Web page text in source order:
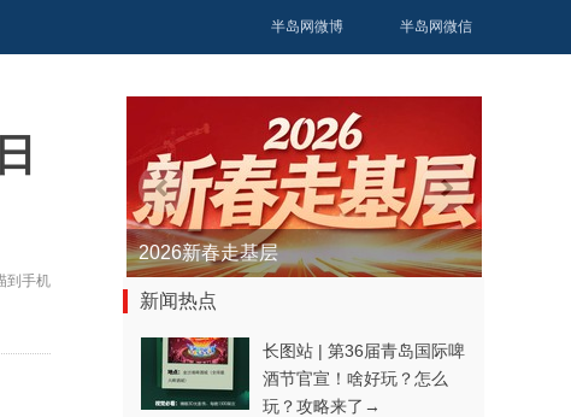
半岛网微博 半岛网微信
到手机
青春逐梦正当时——聚焦2026年中...
新闻热点
长图站 | 第36届青岛国际啤
酒节官宣！啥好玩？怎么
玩？攻略来了→